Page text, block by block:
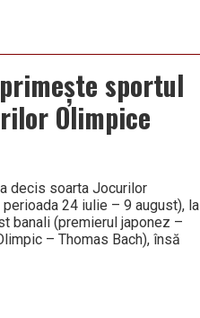
sportul
Olimpice
decis soarta Jocurilor
24 iulie – 9 august), la
banali (premierul japonez –
– Thomas Bach), însă